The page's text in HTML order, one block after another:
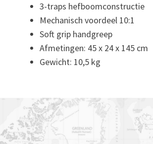
3-traps hefboomconstructie
Mechanisch voordeel 10:1
Soft grip handgreep
Afmetingen: 45 x 24 x 145 cm
Gewicht: 10,5 kg